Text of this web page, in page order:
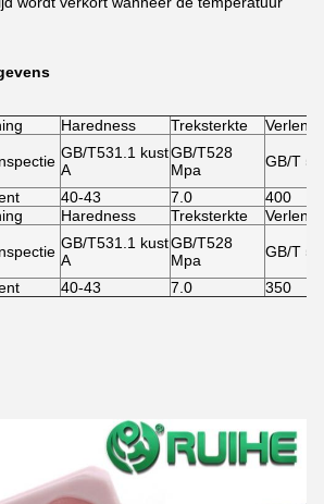
Haredness Treksterkte
GB/T531.1 kust
A
GB/T528
Mpa
GB/T
40-43 7.0 400
Haredness Treksterkte
GB/T531.1 kust
A
GB/T528
Mpa
GB/T
40-43 7.0 350